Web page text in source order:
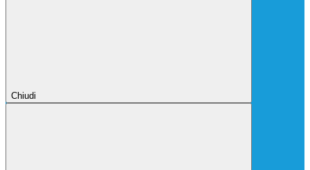
Chiudi